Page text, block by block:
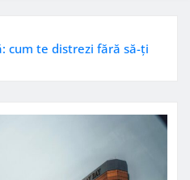
cum te distrezi fără să-ți